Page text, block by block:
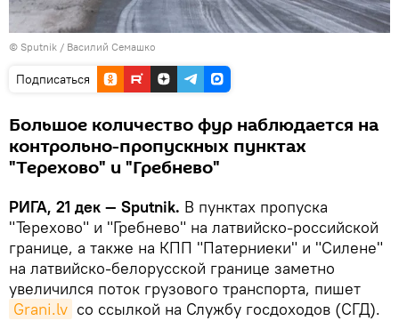
© Sputnik / Василий Семашко
Подписаться
Большое количество фур наблюдается на
контрольно-пропускных пунктах
"Терехово" и "Гребнево"
РИГА, 21 дек — Sputnik. В пунктах пропуска
"Терехово" и "Гребнево" на латвийско-российской
границе, а также на КПП "Патерниеки" и "Силене"
на латвийско-белорусской границе заметно
увеличился поток грузового транспорта, пишет
Grani.lv со ссылкой на Службу госдоходов (СГД).